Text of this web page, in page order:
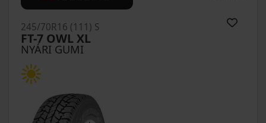
NYÁRI GUMI
FT-7 OWL XL
245/70R16 (111) S